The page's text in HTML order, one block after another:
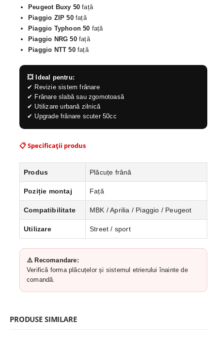
Peugeot Buxy 50 față
Piaggio ZIP 50față
Piaggio Typhoon 50 față
Piaggio NRG 50față
Piaggio NTT 50față
💥 Ideal pentru:
✔ Revizie sistem frânare
✔ Frânare slabă sau zgomotoasă
✔ Utilizare urbană zilnică
✔ Upgrade frânare scuter 50cc
📋 Specificații produs
Produs Plăcuțe frână
Poziție montaj Față
Compatibilitate MBK / Aprilia / Piaggio / Peugeot
Utilizare Street / sport
⚠️ Recomandare:
Verifică forma plăcuțelor și sistemul etrierului înainte de
comandă.
PRODUSE SIMILARE